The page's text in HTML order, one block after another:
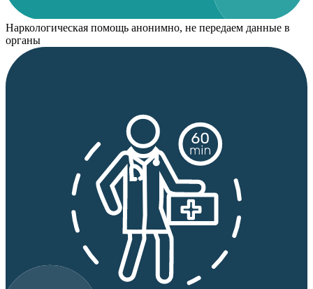
Наркологическая помощь анонимно, не передаем данные в
органы